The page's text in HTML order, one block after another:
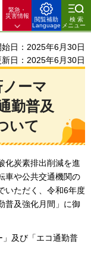
緊急・
災害情報
閲覧補助
Language
検索
メニュー
日：2025年6月30日
新日：2025年6月30日
ーマ
勤普及
いて
化炭素排出削減を進
車や公共交通機関の
いただく、令和6年度
普及強化月間」に御
及び「エコ通勤普